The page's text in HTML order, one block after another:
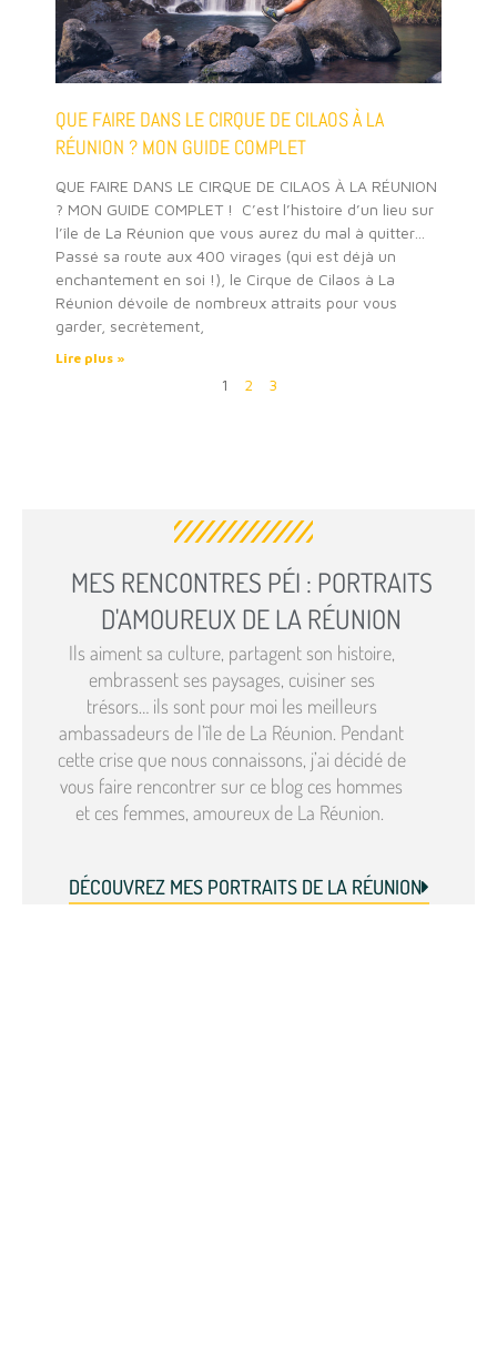
QUE FAIRE DANS LE CIRQUE DE CILAOS À LA
RÉUNION ? MON GUIDE COMPLET
QUE FAIRE DANS LE CIRQUE DE CILAOS À LA RÉUNION
? MON GUIDE COMPLET ! C’est l’histoire d’un lieu sur
l’île de La Réunion que vous aurez du mal à quitter…
Passé sa route aux 400 virages (qui est déjà un
enchantement en soi !), le Cirque de Cilaos à La
Réunion dévoile de nombreux attraits pour vous
garder, secrètement,
Lire plus »
1 2 3
MES RENCONTRES PÉI : PORTRAITS
D'AMOUREUX DE LA RÉUNION
Ils aiment sa culture, partagent son histoire,
embrassent ses paysages, cuisiner ses
trésors… ils sont pour moi les meilleurs
ambassadeurs de l’île de La Réunion. Pendant
cette crise que nous connaissons, j’ai décidé de
vous faire rencontrer sur ce blog ces hommes
et ces femmes, amoureux de La Réunion.
DÉCOUVREZ MES PORTRAITS DE LA RÉUNION